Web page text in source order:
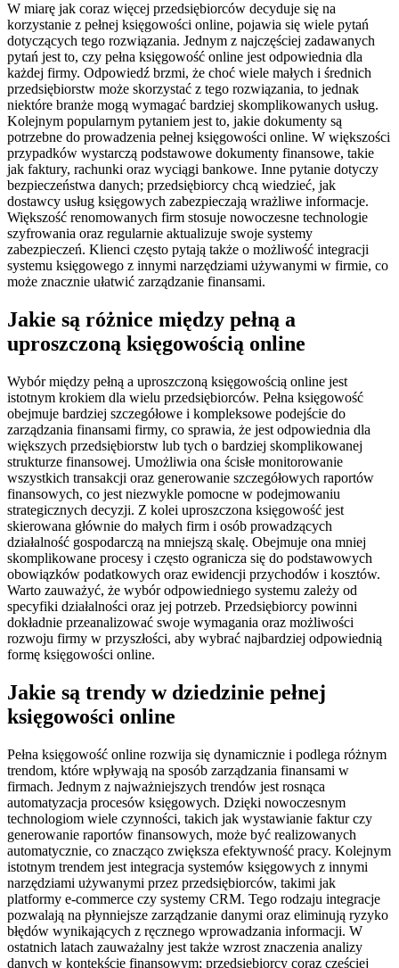
W miarę jak coraz więcej przedsiębiorców decyduje się na
korzystanie z pełnej księgowości online, pojawia się wiele pytań
dotyczących tego rozwiązania. Jednym z najczęściej zadawanych
pytań jest to, czy pełna księgowość online jest odpowiednia dla
każdej firmy. Odpowiedź brzmi, że choć wiele małych i średnich
przedsiębiorstw może skorzystać z tego rozwiązania, to jednak
niektóre branże mogą wymagać bardziej skomplikowanych usług.
Kolejnym popularnym pytaniem jest to, jakie dokumenty są
potrzebne do prowadzenia pełnej księgowości online. W większości
przypadków wystarczą podstawowe dokumenty finansowe, takie
jak faktury, rachunki oraz wyciągi bankowe. Inne pytanie dotyczy
bezpieczeństwa danych; przedsiębiorcy chcą wiedzieć, jak
dostawcy usług księgowych zabezpieczają wrażliwe informacje.
Większość renomowanych firm stosuje nowoczesne technologie
szyfrowania oraz regularnie aktualizuje swoje systemy
zabezpieczeń. Klienci często pytają także o możliwość integracji
systemu księgowego z innymi narzędziami używanymi w firmie, co
może znacznie ułatwić zarządzanie finansami.
Jakie są różnice między pełną a
uproszczoną księgowością online
Wybór między pełną a uproszczoną księgowością online jest
istotnym krokiem dla wielu przedsiębiorców. Pełna księgowość
obejmuje bardziej szczegółowe i kompleksowe podejście do
zarządzania finansami firmy, co sprawia, że jest odpowiednia dla
większych przedsiębiorstw lub tych o bardziej skomplikowanej
strukturze finansowej. Umożliwia ona ścisłe monitorowanie
wszystkich transakcji oraz generowanie szczegółowych raportów
finansowych, co jest niezwykle pomocne w podejmowaniu
strategicznych decyzji. Z kolei uproszczona księgowość jest
skierowana głównie do małych firm i osób prowadzących
działalność gospodarczą na mniejszą skalę. Obejmuje ona mniej
skomplikowane procesy i często ogranicza się do podstawowych
obowiązków podatkowych oraz ewidencji przychodów i kosztów.
Warto zauważyć, że wybór odpowiedniego systemu zależy od
specyfiki działalności oraz jej potrzeb. Przedsiębiorcy powinni
dokładnie przeanalizować swoje wymagania oraz możliwości
rozwoju firmy w przyszłości, aby wybrać najbardziej odpowiednią
formę księgowości online.
Jakie są trendy w dziedzinie pełnej
księgowości online
Pełna księgowość online rozwija się dynamicznie i podlega różnym
trendom, które wpływają na sposób zarządzania finansami w
firmach. Jednym z najważniejszych trendów jest rosnąca
automatyzacja procesów księgowych. Dzięki nowoczesnym
technologiom wiele czynności, takich jak wystawianie faktur czy
generowanie raportów finansowych, może być realizowanych
automatycznie, co znacząco zwiększa efektywność pracy. Kolejnym
istotnym trendem jest integracja systemów księgowych z innymi
narzędziami używanymi przez przedsiębiorców, takimi jak
platformy e-commerce czy systemy CRM. Tego rodzaju integracje
pozwalają na płynniejsze zarządzanie danymi oraz eliminują ryzyko
błędów wynikających z ręcznego wprowadzania informacji. W
ostatnich latach zauważalny jest także wzrost znaczenia analizy
danych w kontekście finansowym; przedsiębiorcy coraz częściej